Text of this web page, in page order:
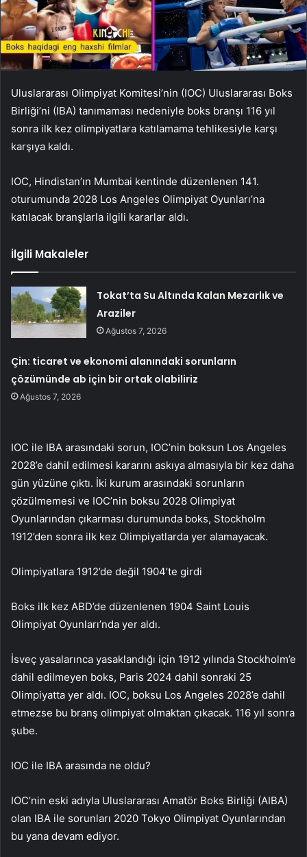
Uluslararası Olimpiyat Komitesi’nin (IOC) Uluslararası Boks
Birliği’ni (IBA) tanımaması nedeniyle boks branşı 116 yıl
sonra ilk kez olimpiyatlara katılamama tehlikesiyle karşı
karşıya kaldı.
IOC, Hindistan’ın Mumbai kentinde düzenlenen 141.
oturumunda 2028 Los Angeles Olimpiyat Oyunları’na
katılacak branşlarla ilgili kararlar aldı.
İlgili Makaleler
Tokat’ta Su Altında Kalan Mezarlık ve
Araziler
Ağustos 7, 2026
Çin: ticaret ve ekonomi alanındaki sorunların
çözümünde ab için bir ortak olabiliriz
Ağustos 7, 2026
IOC ile IBA arasındaki sorun, IOC’nin boksun Los Angeles
2028’e dahil edilmesi kararını askıya almasıyla bir kez daha
gün yüzüne çıktı. İki kurum arasındaki sorunların
çözülmemesi ve IOC’nin boksu 2028 Olimpiyat
Oyunlarından çıkarması durumunda boks, Stockholm
1912’den sonra ilk kez Olimpiyatlarda yer alamayacak.
Olimpiyatlara 1912’de değil 1904’te girdi
Boks ilk kez ABD’de düzenlenen 1904 Saint Louis
Olimpiyat Oyunları’nda yer aldı.
İsveç yasalarınca yasaklandığı için 1912 yılında Stockholm’e
dahil edilmeyen boks, Paris 2024 dahil sonraki 25
Olimpiyatta yer aldı. IOC, boksu Los Angeles 2028’e dahil
etmezse bu branş olimpiyat olmaktan çıkacak. 116 yıl sonra
şube.
IOC ile IBA arasında ne oldu?
IOC’nin eski adıyla Uluslararası Amatör Boks Birliği (AIBA)
olan IBA ile sorunları 2020 Tokyo Olimpiyat Oyunlarından
bu yana devam ediyor.